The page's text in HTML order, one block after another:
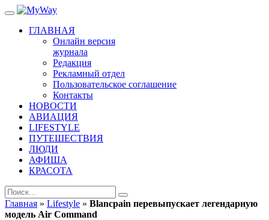
ГЛАВНАЯ
Онлайн версия
журнала
Редакция
Рекламный отдел
Пользовательское соглашение
Контакты
НОВОСТИ
АВИАЦИЯ
LIFESTYLE
ПУТЕШЕСТВИЯ
ЛЮДИ
АФИША
КРАСОТА
Главная » Lifestyle » Blancpain перевыпускает легендарную
модель Air Command